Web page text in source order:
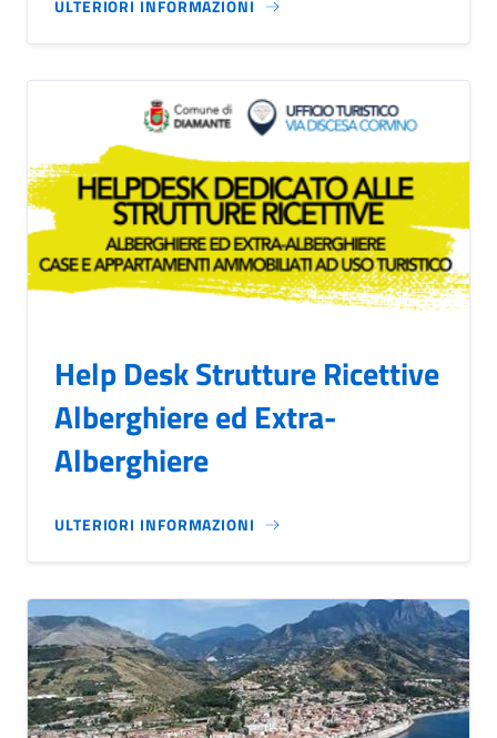
ULTERIORI INFORMAZIONI
Help Desk Strutture Ricettive
Alberghiere ed Extra-
Alberghiere
ULTERIORI INFORMAZIONI